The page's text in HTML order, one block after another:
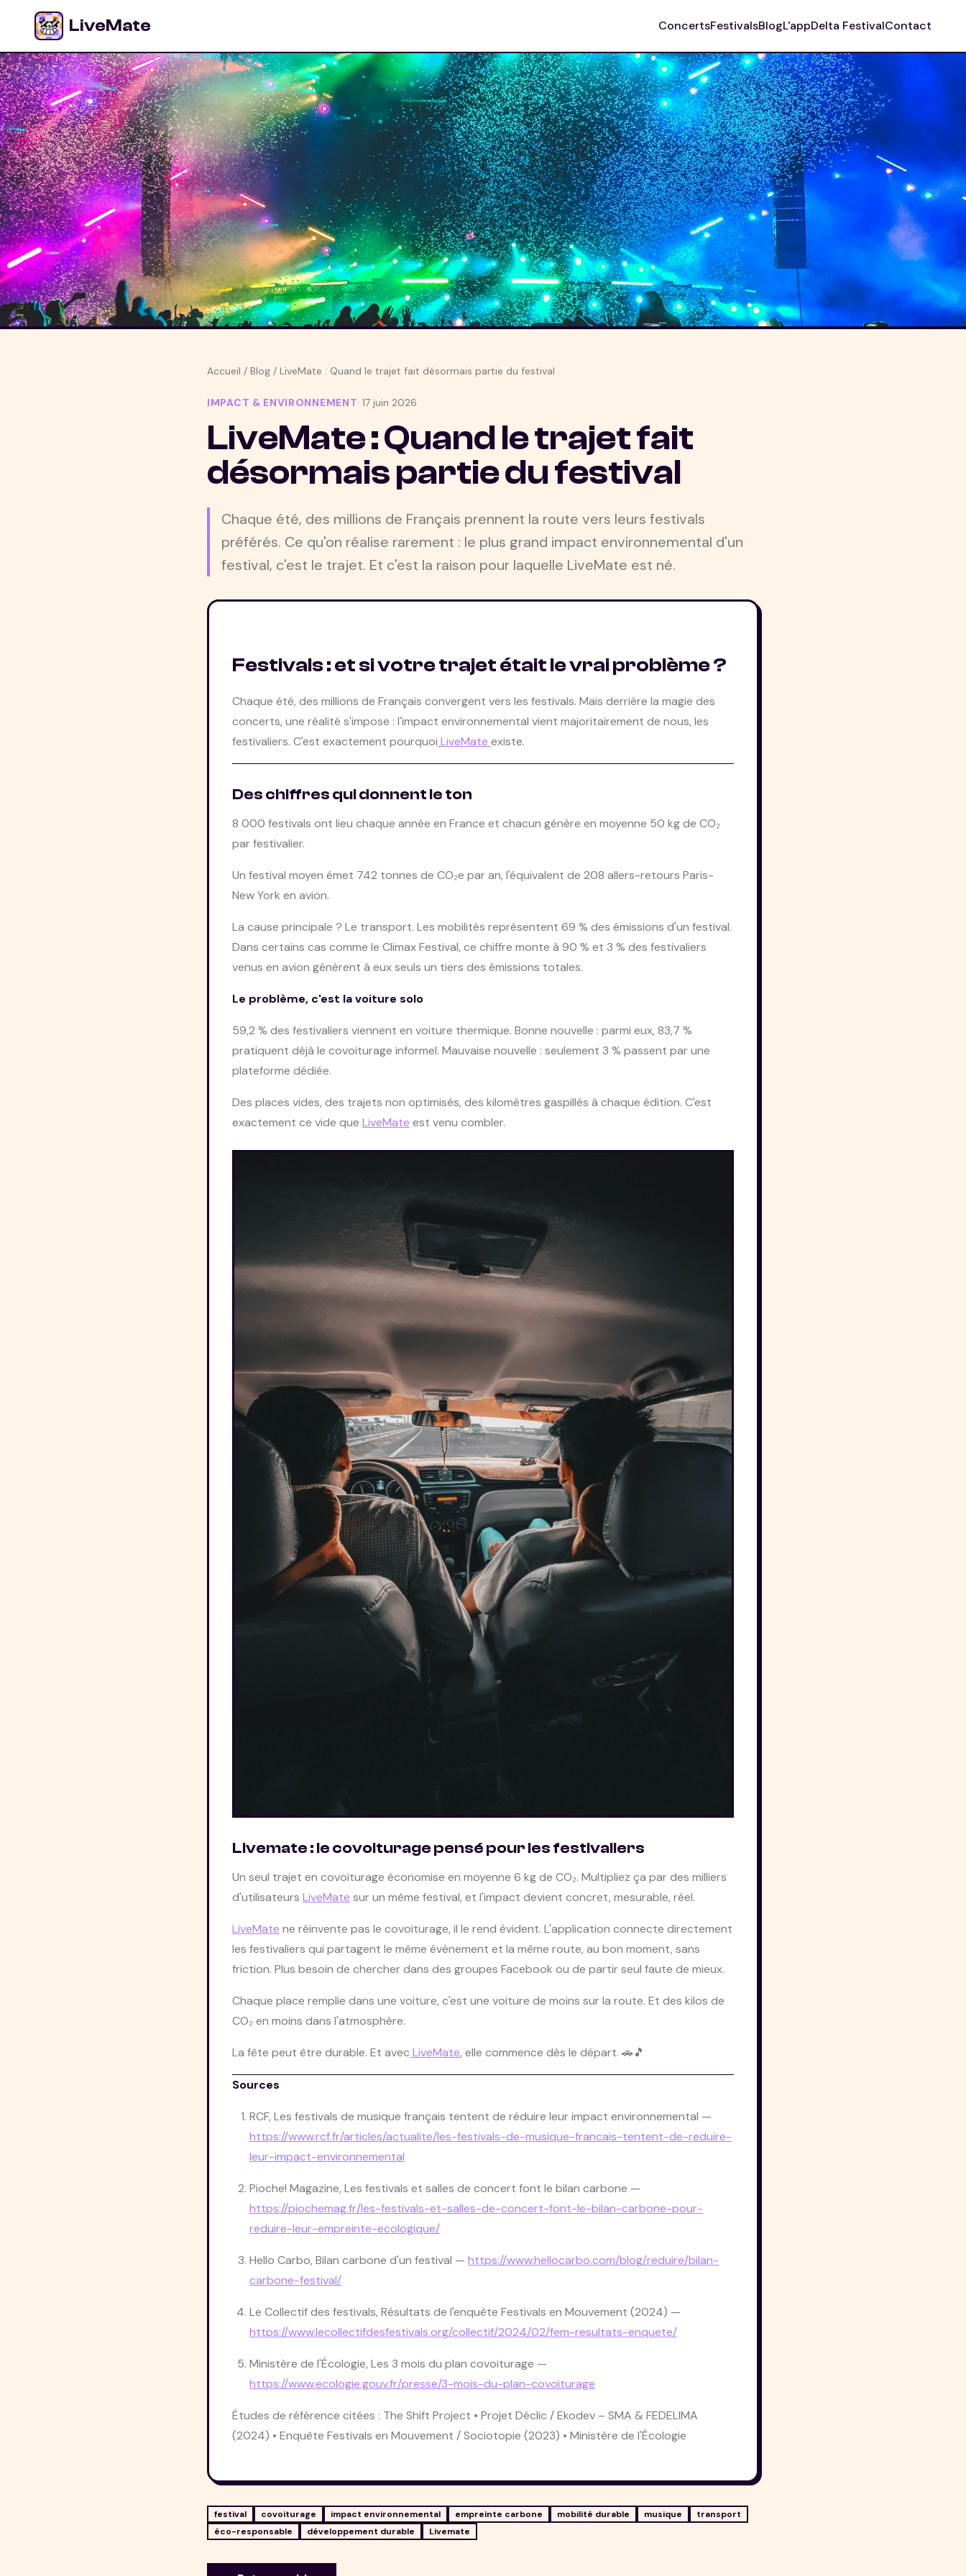
LiveMate ConcertsFestivalsBlogL'appDelta FestivalContact
Accueil / Blog / LiveMate : Quand le trajet fait désormais partie du festival
IMPACT & ENVIRONNEMENT·17 juin 2026
LiveMate : Quand le trajet fait
désormais partie du festival
Chaque été, des millions de Français prennent la route vers leurs festivals
préférés. Ce qu'on réalise rarement : le plus grand impact environnemental d'un
festival, c'est le trajet. Et c'est la raison pour laquelle LiveMate est né.
Festivals : et si votre trajet était le vrai problème ?
Chaque été, des millions de Français convergent vers les festivals. Mais derrière la magie des
concerts, une réalité s'impose : l'impact environnemental vient majoritairement de nous, les
festivaliers. C'est exactement pourquoi LiveMate existe.
Des chiffres qui donnent le ton
8 000 festivals ont lieu chaque année en France et chacun génère en moyenne 50 kg de CO₂
par festivalier.
Un festival moyen émet 742 tonnes de CO₂e par an, l'équivalent de 208 allers-retours Paris-
New York en avion.
La cause principale ? Le transport. Les mobilités représentent 69 % des émissions d'un festival.
Dans certains cas comme le Climax Festival, ce chiffre monte à 90 % et 3 % des festivaliers
venus en avion génèrent à eux seuls un tiers des émissions totales.
Le problème, c'est la voiture solo
59,2 % des festivaliers viennent en voiture thermique. Bonne nouvelle : parmi eux, 83,7 %
pratiquent déjà le covoiturage informel. Mauvaise nouvelle : seulement 3 % passent par une
plateforme dédiée.
Des places vides, des trajets non optimisés, des kilomètres gaspillés à chaque édition. C'est
exactement ce vide que LiveMate est venu combler.
Livemate : le covoiturage pensé pour les festivaliers
Un seul trajet en covoiturage économise en moyenne 6 kg de CO₂. Multipliez ça par des milliers
d'utilisateurs LiveMate sur un même festival, et l'impact devient concret, mesurable, réel.
LiveMate ne réinvente pas le covoiturage, il le rend évident. L'application connecte directement
les festivaliers qui partagent le même événement et la même route, au bon moment, sans
friction. Plus besoin de chercher dans des groupes Facebook ou de partir seul faute de mieux.
Chaque place remplie dans une voiture, c'est une voiture de moins sur la route. Et des kilos de
CO₂ en moins dans l'atmosphère.
La fête peut être durable. Et avec LiveMate, elle commence dès le départ. 🚗🎵
Sources
RCF, Les festivals de musique français tentent de réduire leur impact environnemental —
https://www.rcf.fr/articles/actualite/les-festivals-de-musique-francais-tentent-de-reduire-
leur-impact-environnemental
Pioche! Magazine, Les festivals et salles de concert font le bilan carbone —
https://piochemag.fr/les-festivals-et-salles-de-concert-font-le-bilan-carbone-pour-
reduire-leur-empreinte-ecologique/
Hello Carbo, Bilan carbone d'un festival — https://www.hellocarbo.com/blog/reduire/bilan-
carbone-festival/
Le Collectif des festivals, Résultats de l'enquête Festivals en Mouvement (2024) —
https://www.lecollectifdesfestivals.org/collectif/2024/02/fem-resultats-enquete/
Ministère de l'Écologie, Les 3 mois du plan covoiturage —
https://www.ecologie.gouv.fr/presse/3-mois-du-plan-covoiturage
Études de référence citées : The Shift Project • Projet Déclic / Ekodev – SMA & FEDELIMA
(2024) • Enquête Festivals en Mouvement / Sociotopie (2023) • Ministère de l'Écologie
festival covoiturage impact environnemental empreinte carbone mobilité durable musique
transport
éco-responsable
développement durable Livemate